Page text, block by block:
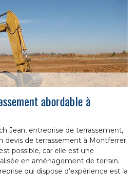
abordable à
Jean, entreprise de terrassement,
devis de terrassement à Montferrer
possible, car elle est une
en aménagement de terrain.
qui dispose d’expérience est la